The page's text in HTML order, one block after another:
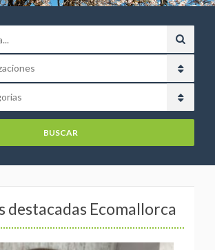
destacadas Ecomallorca